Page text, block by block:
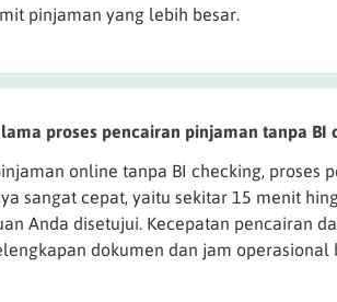
pinjaman yang lebih besar.
proses pencairan pinjaman tanpa BI
online tanpa BI checking, proses
sangat cepat, yaitu sekitar 15 menit
Anda disetujui. Kecepatan pencairan
dokumen dan jam operasional